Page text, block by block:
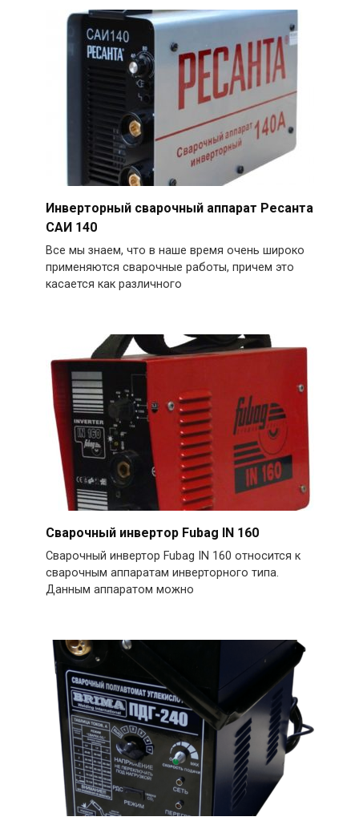
Инверторный сварочный аппарат Ресанта
САИ 140
Все мы знаем, что в наше время очень широко
применяются сварочные работы, причем это
касается как различного
Сварочный инвертор Fubag IN 160
Сварочный инвертор Fubag IN 160 относится к
сварочным аппаратам инверторного типа.
Данным аппаратом можно